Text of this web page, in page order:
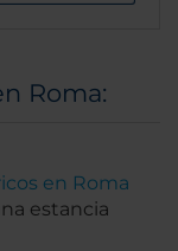
Roma:
en Roma
estancia